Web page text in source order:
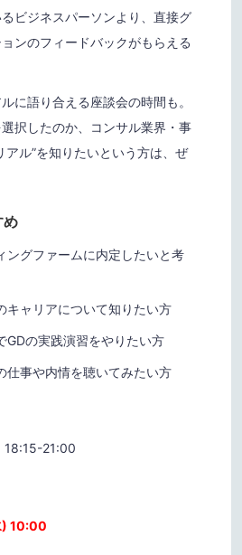
ビジネスパーソンより、直接グ
ンのフィードバックがもらえる
に語り合える座談会の時間も。
択したのか、コンサル業界・事
アル”を知りたいという方は、ぜ
め
ングファームに内定したいと考
キャリアについて知りたい方
GDの実践演習をやりたい方
仕事や内情を聴いてみたい方
18:15-21:00
10:00